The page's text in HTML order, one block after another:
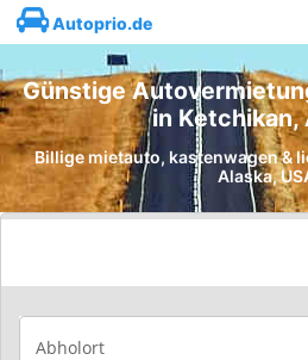
Autoprio.de
Günstige
in Ketchikan,
Billige mietauto, kastenwagen &
Alaska,
Abholort